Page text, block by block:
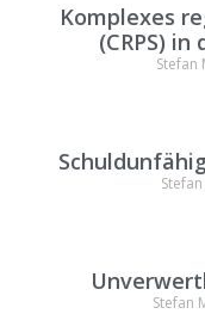
Komplexes
(CRPS)
Stefan
Stefan